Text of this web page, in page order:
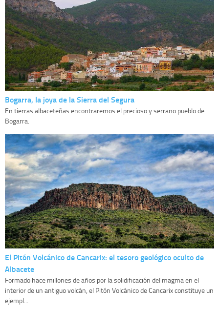
Bogarra, la joya de la Sierra del Segura
En tierras albaceteñas encontraremos el precioso y serrano pueblo de
Bogarra.
El Pitón Volcánico de Cancarix: el tesoro geológico oculto de
Albacete
Formado hace millones de años por la solidificación del magma en el
interior de un antiguo volcán, el Pitón Volcánico de Cancarix constituye un
ejempl...